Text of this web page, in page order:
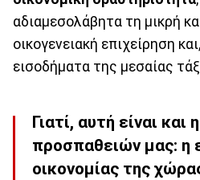
αδιαμεσολάβητα τη μικρή
οικογενειακή επιχείρηση
εισοδήματα της μεσαίας
Γιατί, αυτή είναι και
προσπαθειών μας: η
οικονομίας της